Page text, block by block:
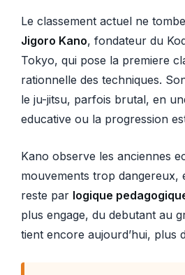
Le classement actuel ne
Jigoro Kano, fondateur du
Tokyo, qui pose la premiere
rationnelle des techniques.
le ju-jitsu, parfois brutal, en
educative ou la progression
Kano observe les anciennes
mouvements trop dangereux,
reste par logique
plus engage, du debutant au
tient encore aujourd’hui, plus